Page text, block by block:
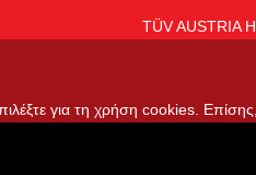
TÜV AUSTRIA
για τη χρήση cookies. Επίσης,